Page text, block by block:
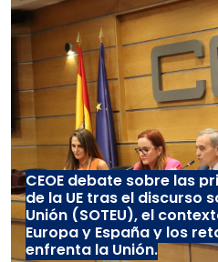
CEOE debate sobre las
de la UE tras el discurso
Unión (SOTEU), el
Europa y España y los
enfrenta la Unión.